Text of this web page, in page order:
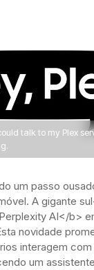
talk to my Plex
um passo
A gigante
AI</b>
novidade
interagem com
um